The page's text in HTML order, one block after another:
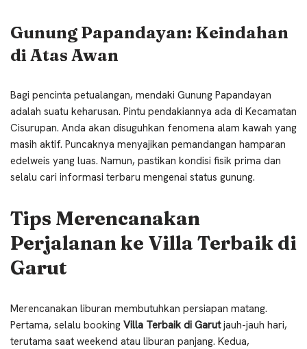
Gunung Papandayan: Keindahan
di Atas Awan
Bagi pencinta petualangan, mendaki Gunung Papandayan
adalah suatu keharusan. Pintu pendakiannya ada di Kecamatan
Cisurupan. Anda akan disuguhkan fenomena alam kawah yang
masih aktif. Puncaknya menyajikan pemandangan hamparan
edelweis yang luas. Namun, pastikan kondisi fisik prima dan
selalu cari informasi terbaru mengenai status gunung.
Tips Merencanakan
Perjalanan ke Villa Terbaik di
Garut
Merencanakan liburan membutuhkan persiapan matang.
Pertama, selalu booking Villa Terbaik di Garutjauh-jauh hari,
terutama saat weekend atau liburan panjang. Kedua,